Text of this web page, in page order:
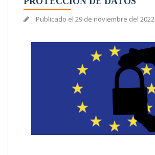
Publicado el 29 de noviembre del 2022